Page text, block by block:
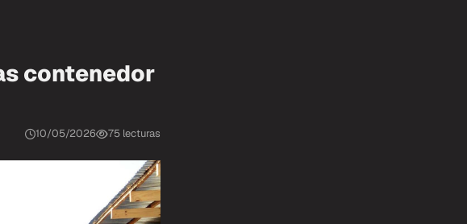
contenedor
10/05/2026 75 lecturas